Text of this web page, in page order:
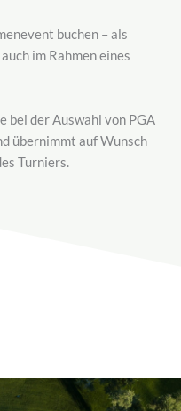
buchen – als
im Rahmen eines
bei der Auswahl von PGA
übernimmt auf Wunsch
Turniers.